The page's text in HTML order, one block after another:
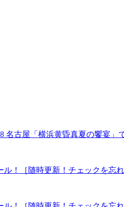
名古屋「横浜黄昏真夏の饗宴」
！［随時更新！チェックを忘れ